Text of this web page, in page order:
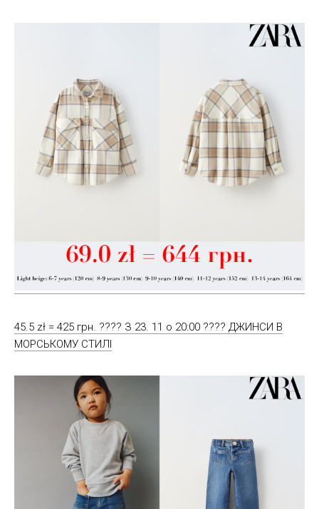
45.5 zł = 425 грн. ???? З 23. 11 о 20:00 ???? ДЖИНСИ В
МОРСЬКОМУ СТИЛІ